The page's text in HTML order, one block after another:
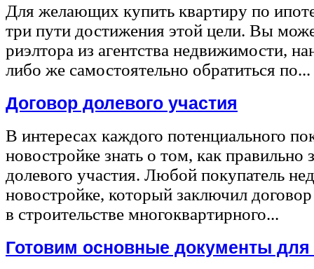
Для желающих купить квартиру по
три пути достижения этой цели. Вы
риэлтора из агентства недвижимости,
либо же самостоятельно обратиться по...
Договор долевого участия
В интересах каждого потенциального
новостройке знать о том, как правильно
долевого участия. Любой покупатель
новостройке, который заключил
в строительстве многоквартирного...
Готовим основные документы